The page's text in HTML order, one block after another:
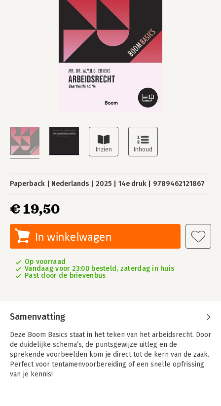
Paperback Nederlands 2025 14e druk 9789462121867
€ 19,50
In winkelwagen
Op voorraad
Vandaag voor 23:00 besteld, zaterdag in huis
Past door de brievenbus
Samenvatting
Deze Boom Basics staat in het teken van het arbeidsrecht. Door
de duidelijke schema’s, de puntsgewijze uitleg en de
sprekende voorbeelden kom je direct tot de kern van de zaak.
Perfect voor tentamenvoorbereiding of een snelle opfrissing
van je kennis!